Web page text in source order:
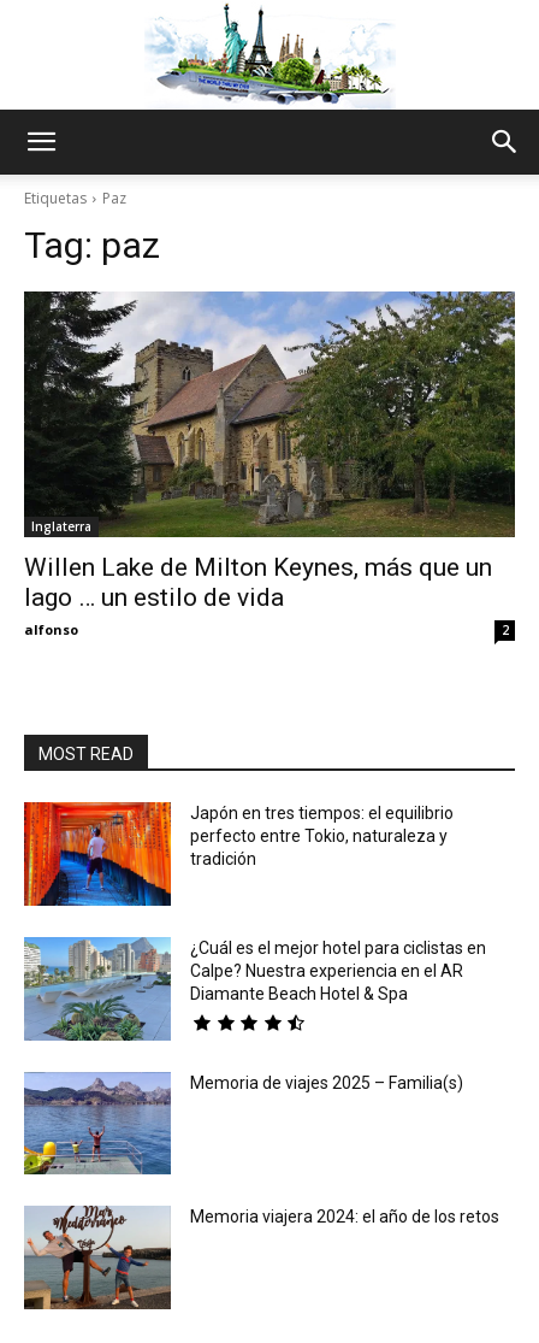
Thru
My
Eyes
Etiquetas Paz
Tag: paz
Inglaterra
Willen Lake de Milton Keynes, más que un
lago … un estilo de vida
alfonso 2
MOST READ
Japón en tres tiempos: el equilibrio
perfecto entre Tokio, naturaleza y
tradición
¿Cuál es el mejor hotel para ciclistas en
Calpe? Nuestra experiencia en el AR
Diamante Beach Hotel & Spa
Memoria de viajes 2025 – Familia(s)
Memoria viajera 2024: el año de los retos